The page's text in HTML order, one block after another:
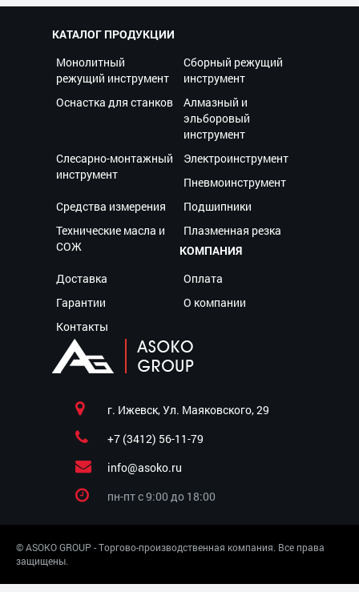
КАТАЛОГ ПРОДУКЦИИ
Монолитный
режущий инструмент
Сборный режущий
инструмент
Оснастка для станков
Алмазный и
эльборовый
инструмент
Слесарно-монтажный
инструмент
Электроинструмент
Пневмоинструмент
Средства измерения
Подшипники
Технические масла и
СОЖ
Плазменная резка
КОМПАНИЯ
Доставка
Оплата
Гарантии
О компании
Контакты
г. Ижевск, Ул. Маяковского, 29
+7 (3412) 56-11-79
info@asoko.ru
пн-пт c 9:00 до 18:00
© ASOKO GROUP - Торгово-производственная компания. Все права
защищены.